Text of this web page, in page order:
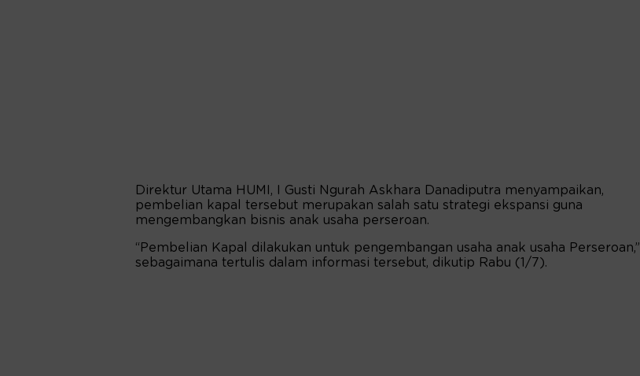
Direktur Utama HUMI, I Gusti Ngurah Askhara Danadiputra menyampaikan,
pembelian kapal tersebut merupakan salah satu strategi ekspansi guna
mengembangkan bisnis anak usaha perseroan.
“Pembelian Kapal dilakukan untuk pengembangan usaha anak usaha Perseroan,”
sebagaimana tertulis dalam informasi tersebut, dikutip Rabu (1/7).